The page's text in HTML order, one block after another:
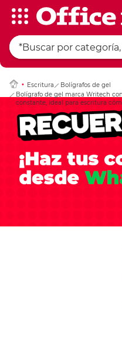
Escritura
Bolígrafos de gel
Bolígrafo de gel marca Writech
constante, ideal para escritura